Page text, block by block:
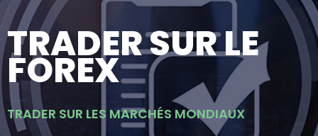
TRADER SUR LE
FOREX
TRADER SUR LES MARCHÉS MONDIAUX